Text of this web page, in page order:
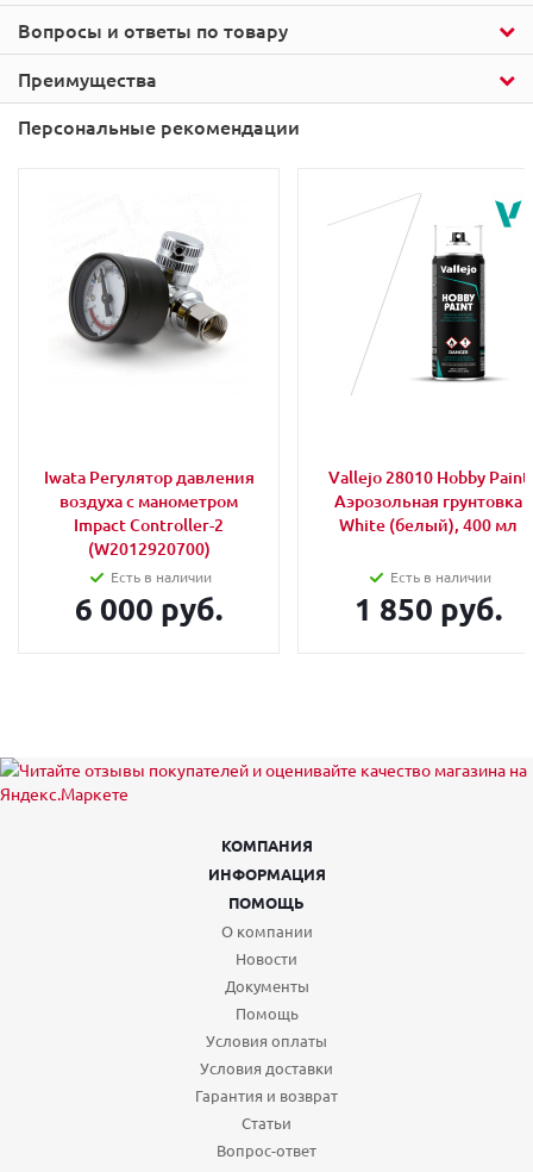
Вопросы и ответы по товару
Преимущества
Персональные рекомендации
Iwata Регулятор давления
воздуха с манометром
Impact Controller-2
(W2012920700)
Есть в наличии
6 000 руб.
Vallejo 28010 Hobby Paint
Аэрозольная грунтовка
White (белый), 400 мл
Есть в наличии
1 850 руб.
КОМПАНИЯ
ИНФОРМАЦИЯ
ПОМОЩЬ
О компании
Новости
Документы
Помощь
Условия оплаты
Условия доставки
Гарантия и возврат
Статьи
Вопрос-ответ